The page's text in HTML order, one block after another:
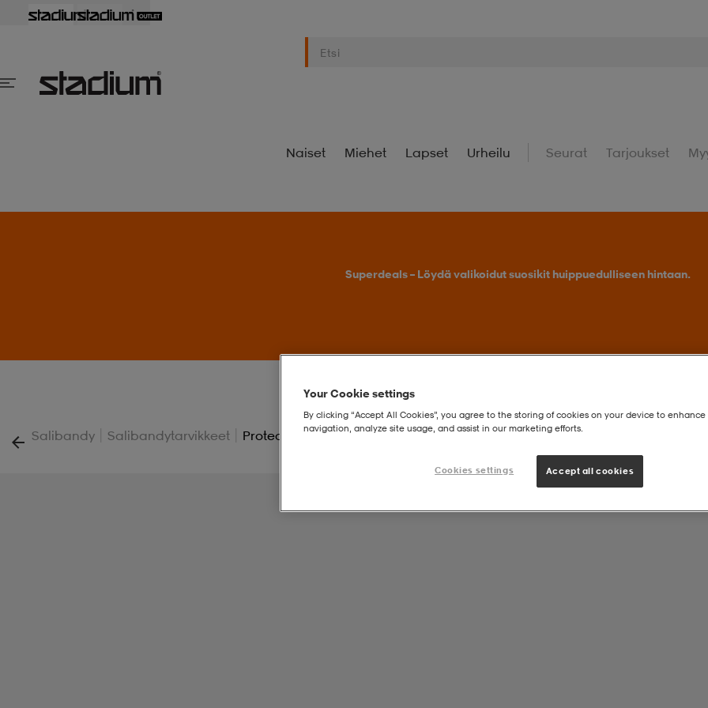
Naiset Miehet Lapset Urheilu Seurat Tarjoukset
Osta 2 tai enemmän, saat -25 % outdoor-tuotteista.
Salibandy | Salibandytarvikkeet | Protective Ew Jr
Your Cookie settings
By clicking “Accept All Cookies”, you agree to the storing of cookies on your device to enhance
navigation, analyze site usage, and assist in our marketing efforts.
Cookies settings Accept all cookies